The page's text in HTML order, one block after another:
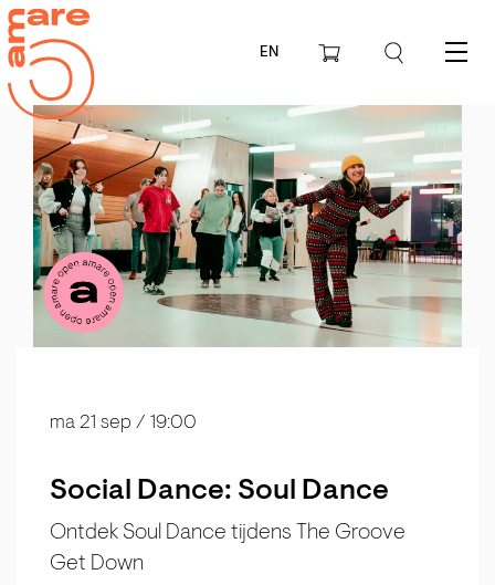
EN Menu
Social Dance: Soul Dance
Ontdek Soul Dance tijdens The Groove
Get Down
ma 21 sep / 19:00